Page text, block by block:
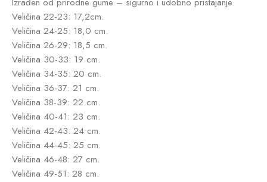
Veličina 22-23: 17,2cm.
Veličina 24-25: 18,0 cm.
Veličina 26-29: 18,5 cm.
Veličina 30-33: 19 cm.
Veličina 34-35: 20 cm.
Veličina 36-37: 21 cm.
Veličina 38-39: 22 cm.
Veličina 40-41: 23 cm.
Veličina 42-43: 24 cm.
Veličina 44-45: 25 cm.
Veličina 46-48: 27 cm.
Veličina 49-51: 28 cm.